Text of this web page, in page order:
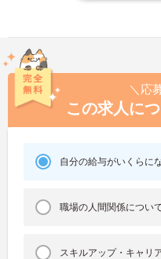
＼応
この求人に
自分の給与がいくらに
職場の人間関係につい
スキルアップ・キャリ